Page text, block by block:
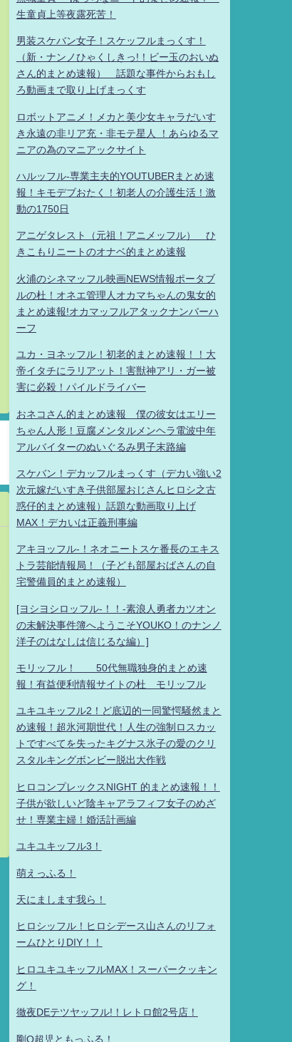
生童貞上等夜露死苦！
男装スケバン女子！スケッフルまっくす！
（新・ナンノひゃくしきっ!！ビー玉のおいぬ
さん的まとめ速報） 話題な事件からおもし
ろ動画まで取り上げまっくす
ロボットアニメ！メカと美少女キャラだいす
き永遠の非リア充・非モテ星人 ！あらゆるマ
ニアの為のマニアックサイト
ハルッフル-専業主夫的YOUTUBERまとめ速
報！キモデブおたく！初老人の介護生活！激
動の1750日
アニゲタレスト（元祖！アニメッフル） ひ
きこもりニートのオナベ的まとめ速報
火浦のシネマッフル映画NEWS情報ポータブ
ルの杜！オネエ管理人オカマちゃんの鬼女的
まとめ速報!オカマッフルアタックナンバーハ
ーフ
ユカ・ヨネッフル！初老的まとめ速報！！大
帝イタチにラリアット！害獣神アリ・ガー被
害に必殺！パイルドライバー
おネコさん的まとめ速報 僕の彼女はエリー
ちゃん人形！豆腐メンタルメンヘラ電波中年
アルバイターのぬいぐるみ男子末路編
スケバン！デカッフルまっくす（デカい強い2
次元嫁だいすき子供部屋おじさんヒロシ之古
惑仔的まとめ速報）話題な動画取り上げ
MAX！デカいは正義刑事編
アキヨッフル-！ネオニートスケ番長のエキス
トラ芸能情報局！（子ども部屋おばさんの自
宅警備員的まとめ速報）
[ヨシヨシロッフル-！！-素浪人勇者カツオン
の未解決事件簿へようこそYOUKO！のナンノ
洋子のはなしは信じるな編）]
モリッフル！ 50代無職独身的まとめ速
報！有益便利情報サイトの杜 モリッフル
ユキユキッフル2！ど底辺的一同驚愕騒然まと
め速報！超氷河期世代！人生の強制ロスカッ
トですべてを失ったキグナス氷子の愛のクリ
スタルキングボンビー脱出大作戦
ヒロコンプレックスNIGHT 的まとめ速報！！
子供が欲しいど陰キャアラフィフ女子のめざ
せ！専業主婦！婚活計画編
ユキユキッフル3！
萌えっふる！
天にまします我ら！
ヒロシッフル！ヒロシデース山さんのリフォ
ームひとりDIY！！
ヒロユキユキッフルMAX！スーパークッキン
グ！
徹夜DEテツヤッフル!！レトロ館2号店！
剛Q超児ともっふる！